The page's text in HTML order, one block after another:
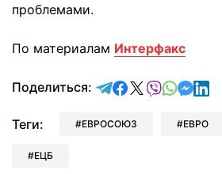
проблемами.
По материалам Интерфакс
Поделиться: отправить в
поделиться в
поделиться
Теги: ЕВРОСОЮЗ ЕВРО
ЕЦБ